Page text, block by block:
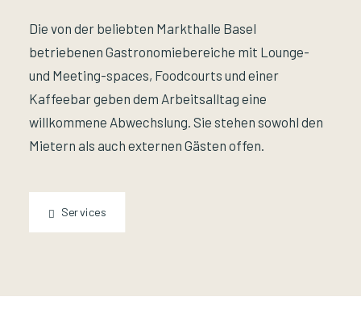
Die von der beliebten Markthalle Basel
betriebenen Gastronomiebereiche mit Lounge-
und Meeting-spaces, Foodcourts und einer
Kaffeebar geben dem Arbeitsalltag eine
willkommene Abwechslung. Sie stehen sowohl den
Mietern als auch externen Gästen offen.
Services